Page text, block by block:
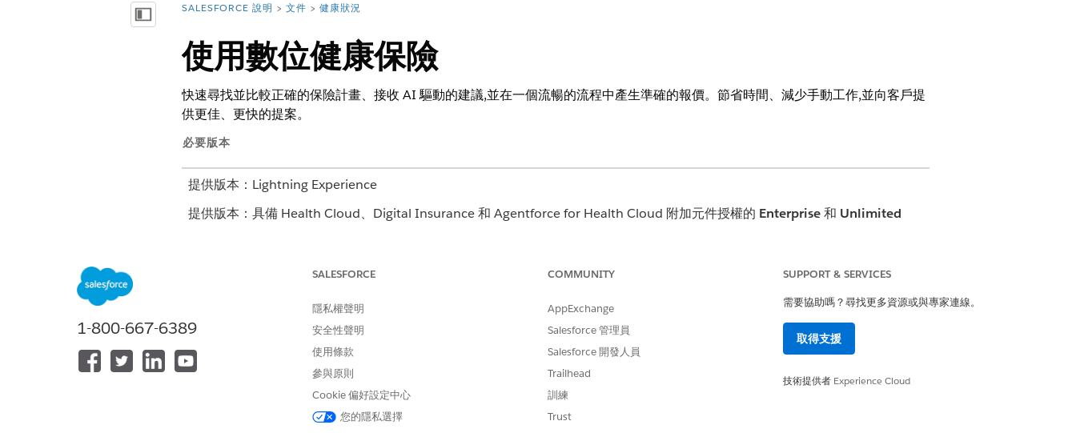
顯示目錄 您位於此處：
SALESFORCE 說明 文件 健康狀況
使用數位健康保險
快速尋找並比較正確的保險計畫、接收 AI 驅動的建議,並在一個流暢的流程中產生準確的報價。節省時間、減少手動工作,並向客戶提
供更佳、更快的提案。
必要版本
提供版本：Lightning Experience
提供版本：具備 Health Cloud、Digital Insurance 和 Agentforce for Health Cloud 附加元件授權的 Enterprise和 Unlimited
比較健康保險計畫與產生報價
此文章是否解決您的問題？
請讓我們知道，以便我們改進！
1-800-667-6389
SALESFORCE
隱私權聲明
安全性聲明
使用條款
參與原則
Cookie 偏好設定中心
您的隱私選擇
COMMUNITY
AppExchange
Salesforce 管理員
Salesforce 開發人員
Trailhead
訓練
Trust
SUPPORT & SERVICES
需要協助嗎？尋找更多資源或與專家連線。
取得支援
技術提供者 Experience Cloud